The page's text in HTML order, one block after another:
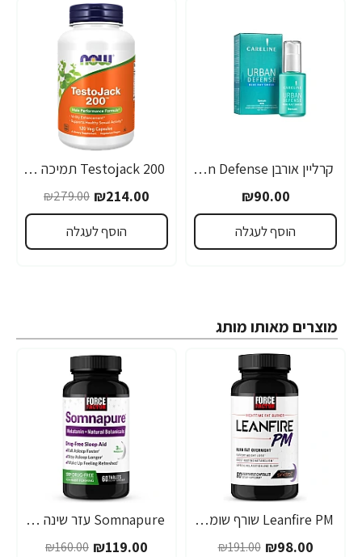
קרליין אורבן Urban Defense סרום לעור פנים 30 מ"ל - מבית CARELINE
₪90.00
הוסף לעגלה
-23%
Testojack 200 תמיכה בטסטוסטרון 200 מ"ג 120 כמוסות - מבית NOW FOODS
₪214.00
₪279.00
הוסף לעגלה
מוצרים מאותו מותג
-49%
Leanfire PM שורף שומנים ללילה 60 כמוסות צמחיות - מבית Force Factor
₪98.00
₪191.00
-26%
Somnapure עזר שינה טבעי 60 טבליות - מבית Force Factor
₪119.00
₪160.00